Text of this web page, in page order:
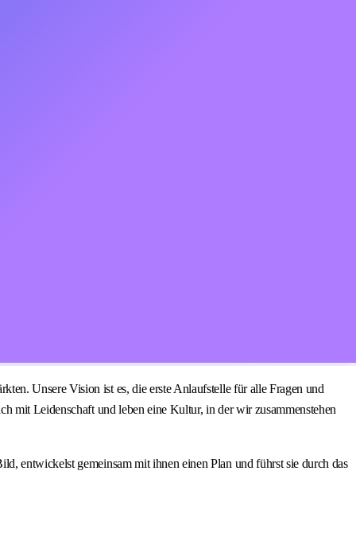
Unsere Vision ist es, die erste Anlaufstelle für alle Fragen und
mit Leidenschaft und leben eine Kultur, in der wir zusammenstehen
entwickelst gemeinsam mit ihnen einen Plan und führst sie durch das